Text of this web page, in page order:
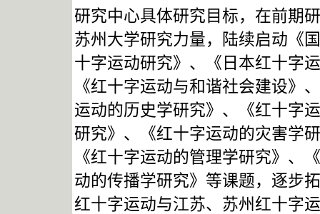
研究中心具体研究目标，在前期
苏州大学研究力量，陆续启动《
十字运动研究》、《日本红十字
《红十字运动与和谐社会建设》
运动的历史学研究》、《红十字
研究》、《红十字运动的灾害学
《红十字运动的管理学研究》、
动的传播学研究》等课题，逐步
红十字运动与江苏、苏州红十字